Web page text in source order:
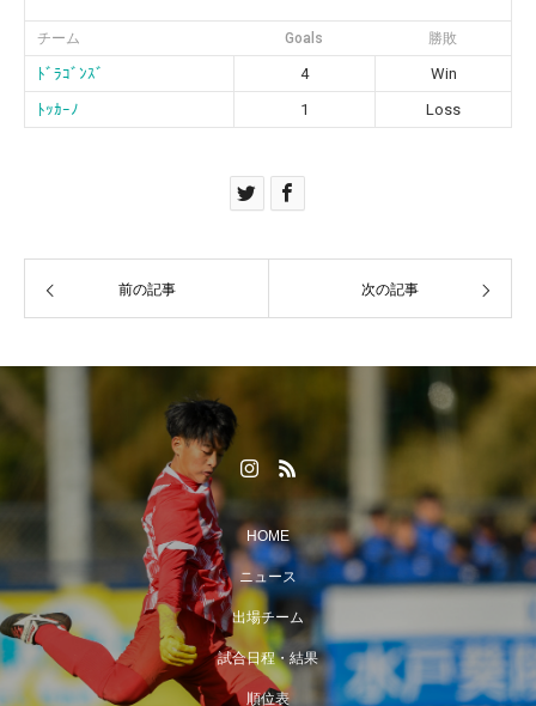
チーム Goals 勝敗
ﾄﾞﾗｺﾞﾝｽﾞ 4
Win
ﾄｯｶｰﾉ
1 Loss
前の記事 次の記事
HOME
ニュース
出場チーム
試合日程・結果
順位表